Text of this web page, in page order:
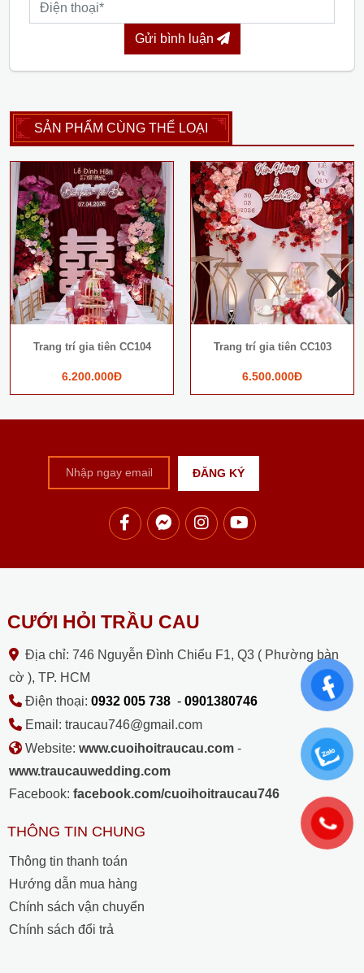
Gửi bình luận
SẢN PHẨM CÙNG THỂ LOẠI
Trang trí gia tiên CC104
6.200.000Đ
Trang trí gia tiên CC103
6.500.000Đ
Next
CƯỚI HỎI TRẦU CAU
Địa chỉ: 746 Nguyễn Đình Chiểu F1, Q3 ( Phường bàn
cờ ), TP. HCM
Điện thoại: 0932 005 738- 0901380746
Email: traucau746@gmail.com
Website: www.cuoihoitraucau.com -
www.traucauwedding.com
Facebook: facebook.com/cuoihoitraucau746
THÔNG TIN CHUNG
Thông tin thanh toán
Hướng dẫn mua hàng
Chính sách vận chuyển
Chính sách đổi trả